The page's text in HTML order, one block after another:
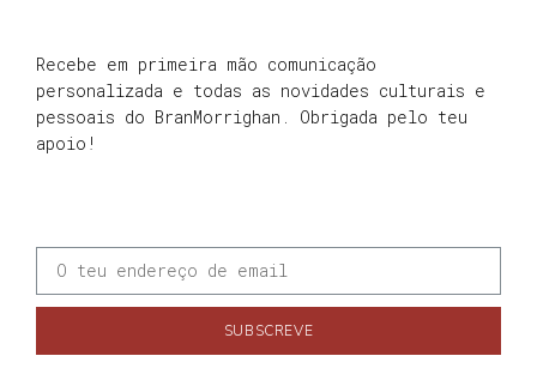
Recebe em primeira mão comunicação
personalizada e todas as novidades culturais e
pessoais do BranMorrighan. Obrigada pelo teu
apoio!
SUBSCREVE